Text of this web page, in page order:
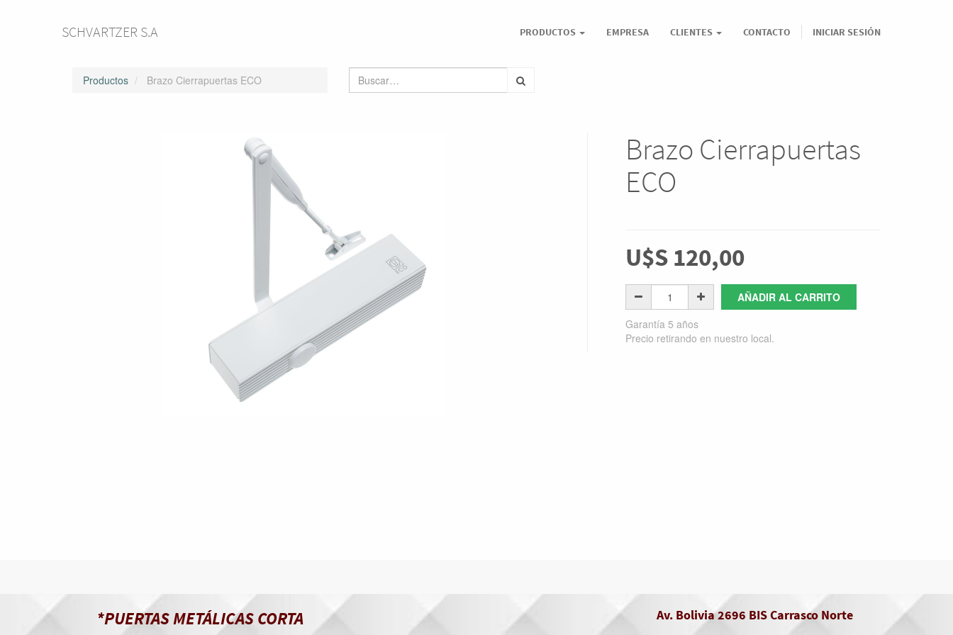
SCHVARTZER S.A PRODUCTOS EMPRESA CLIENTES CONTACTO INICIAR SESIÓN
Productos Brazo Cierrapuertas ECO
Brazo Cierrapuertas
ECO
U$S 120,00
AÑADIR AL CARRITO
Garantía 5 años
Precio retirando en nuestro local.
*PUERTAS METÁLICAS CORTA
Av. Bolivia 2696 BIS Carrasco Norte